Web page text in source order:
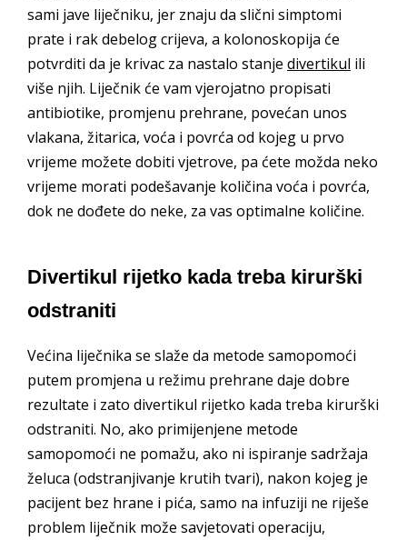
sami jave liječniku, jer znaju da slični simptomi
prate i rak debelog crijeva, a kolonoskopija će
potvrditi da je krivac za nastalo stanje divertikul ili
više njih. Liječnik će vam vjerojatno propisati
antibiotike, promjenu prehrane, povećan unos
vlakana, žitarica, voća i povrća od kojeg u prvo
vrijeme možete dobiti vjetrove, pa ćete možda neko
vrijeme morati podešavanje količina voća i povrća,
dok ne dođete do neke, za vas optimalne količine.
Divertikul rijetko kada treba kirurški
odstraniti
Većina liječnika se slaže da metode samopomoći
putem promjena u režimu prehrane daje dobre
rezultate i zato divertikul rijetko kada treba kirurški
odstraniti. No, ako primijenjene metode
samopomoći ne pomažu, ako ni ispiranje sadržaja
želuca (odstranjivanje krutih tvari), nakon kojeg je
pacijent bez hrane i pića, samo na infuziji ne riješe
problem liječnik može savjetovati operaciju,